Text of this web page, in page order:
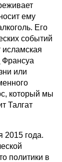
ему
Его
событий
Франсуа
или
который мы
Талгат
2015 года.
политики в